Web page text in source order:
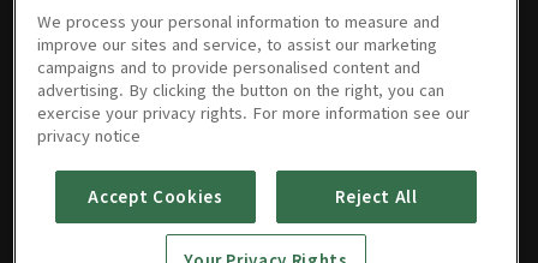
1166회
03/29/2026 • 1시간 14분
1165회 1164회 1163회 1162회 1161회
We process your personal information to measure and
improve our sites and service, to assist our marketing
campaigns and to provide personalised content and
advertising. By clicking the button on the right, you can
exercise your privacy rights. For more information see our
privacy notice
Accept Cookies Reject All